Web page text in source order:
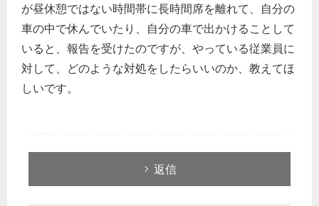
が昼休憩ではない時間帯に長時間席を離れて、自分の
車の中で休んでいたり、自分の車で出かけることして
いると、報告を受けたのですが、やっている従業員に
対して、どのような対処をしたらいいのか、教えてほ
しいです。
返信
税務経理